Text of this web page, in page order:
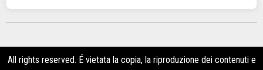
All rights reserved. É vietata la copia, la riproduzione dei contenuti e